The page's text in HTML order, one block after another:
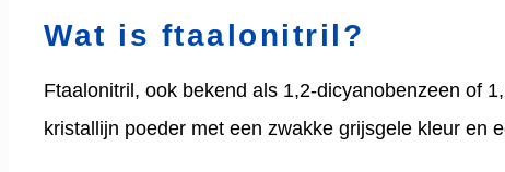
Wat is ftaalonitril?
Ftaalonitril, ook bekend als 1,2-dicyanobenzeen of
kristallijn poeder met een zwakke grijsgele kleur en